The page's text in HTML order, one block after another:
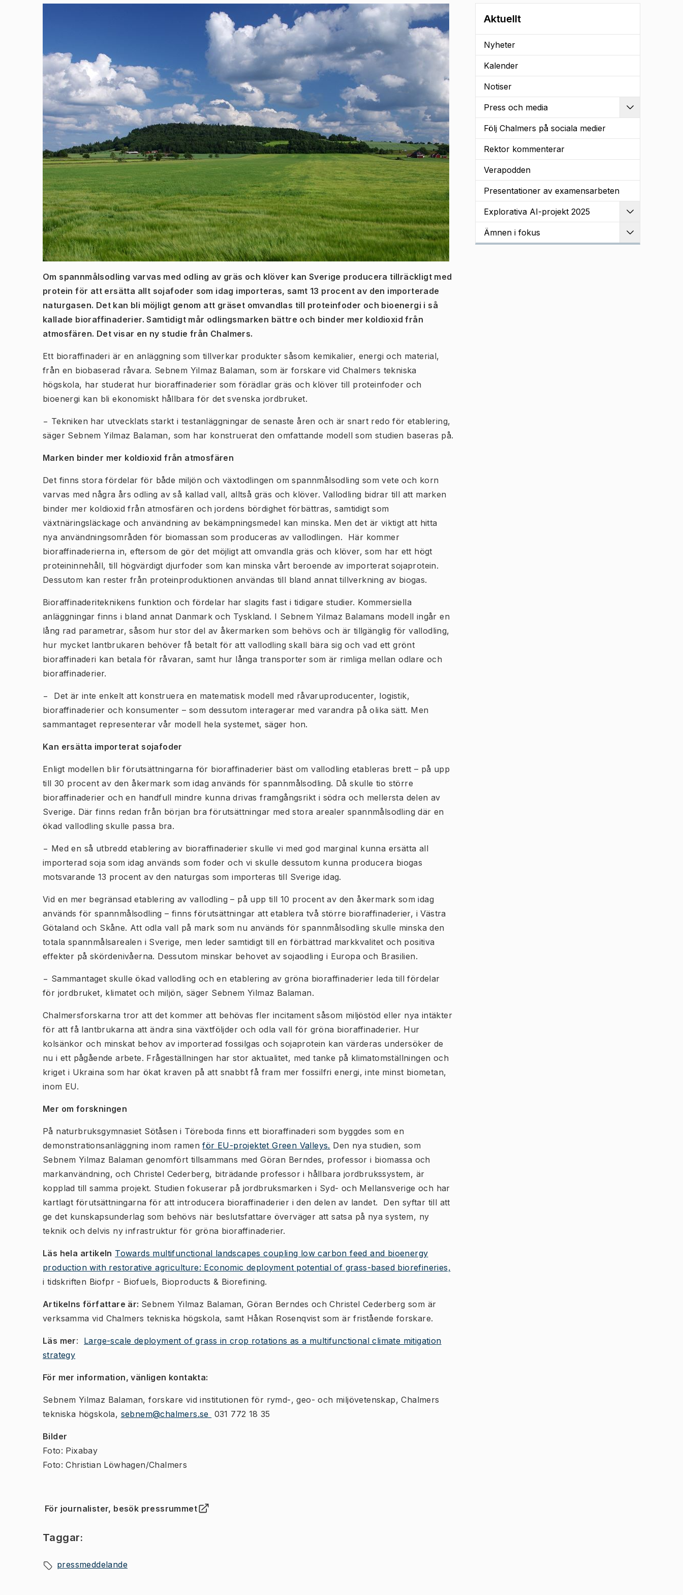
Om spannmålsodling varvas med odling av gräs och klöver kan Sverige producera tillräckligt med
protein för att ersätta allt sojafoder som idag importeras, samt 13 procent av den importerade
naturgasen. Det kan bli möjligt genom att gräset omvandlas till proteinfoder och bioenergi i så
kallade bioraffinaderier. Samtidigt mår odlingsmarken bättre och binder mer koldioxid från
atmosfären. Det visar en ny studie från Chalmers.
Ett bioraffinaderi är en anläggning som tillverkar produkter såsom kemikalier, energi och material,
från en biobaserad råvara. Sebnem Yilmaz Balaman, som är forskare vid Chalmers tekniska
högskola, har studerat hur bioraffinaderier som förädlar gräs och klöver till proteinfoder och
bioenergi kan bli ekonomiskt hållbara för det svenska jordbruket.
− Tekniken har utvecklats starkt i testanläggningar de senaste åren och är snart redo för etablering,
säger Sebnem Yilmaz Balaman, som har konstruerat den omfattande modell som studien baseras på.
Marken binder mer koldioxid från atmosfären
Det finns stora fördelar för både miljön och växtodlingen om spannmålsodling som vete och korn
varvas med några års odling av så kallad vall, alltså gräs och klöver. Vallodling bidrar till att marken
binder mer koldioxid från atmosfären och jordens bördighet förbättras, samtidigt som
växtnäringsläckage och användning av bekämpningsmedel kan minska. Men det är viktigt att hitta
nya användningsområden för biomassan som produceras av vallodlingen. Här kommer
bioraffinaderierna in, eftersom de gör det möjligt att omvandla gräs och klöver, som har ett högt
proteininnehåll, till högvärdigt djurfoder som kan minska vårt beroende av importerat sojaprotein.
Dessutom kan rester från proteinproduktionen användas till bland annat tillverkning av biogas.
Bioraffinaderiteknikens funktion och fördelar har slagits fast i tidigare studier. Kommersiella
anläggningar finns i bland annat Danmark och Tyskland. I Sebnem Yilmaz Balamans modell ingår en
lång rad parametrar, såsom hur stor del av åkermarken som behövs och är tillgänglig för vallodling,
hur mycket lantbrukaren behöver få betalt för att vallodling skall bära sig och vad ett grönt
bioraffinaderi kan betala för råvaran, samt hur långa transporter som är rimliga mellan odlare och
bioraffinaderier.
− Det är inte enkelt att konstruera en matematisk modell med råvaruproducenter, logistik,
bioraffinaderier och konsumenter – som dessutom interagerar med varandra på olika sätt. Men
sammantaget representerar vår modell hela systemet, säger hon.
Kan ersätta importerat sojafoder
Enligt modellen blir förutsättningarna för bioraffinaderier bäst om vallodling etableras brett – på upp
till 30 procent av den åkermark som idag används för spannmålsodling. Då skulle tio större
bioraffinaderier och en handfull mindre kunna drivas framgångsrikt i södra och mellersta delen av
Sverige. Där finns redan från början bra förutsättningar med stora arealer spannmålsodling där en
ökad vallodling skulle passa bra.
− Med en så utbredd etablering av bioraffinaderier skulle vi med god marginal kunna ersätta all
importerad soja som idag används som foder och vi skulle dessutom kunna producera biogas
motsvarande 13 procent av den naturgas som importeras till Sverige idag.
Vid en mer begränsad etablering av vallodling – på upp till 10 procent av den åkermark som idag
används för spannmålsodling – finns förutsättningar att etablera två större bioraffinaderier, i Västra
Götaland och Skåne. Att odla vall på mark som nu används för spannmålsodling skulle minska den
totala spannmålsarealen i Sverige, men leder samtidigt till en förbättrad markkvalitet och positiva
effekter på skördenivåerna. Dessutom minskar behovet av sojaodling i Europa och Brasilien.
− Sammantaget skulle ökad vallodling och en etablering av gröna bioraffinaderier leda till fördelar
för jordbruket, klimatet och miljön, säger Sebnem Yilmaz Balaman.
Chalmersforskarna tror att det kommer att behövas fler incitament såsom miljöstöd eller nya intäkter
för att få lantbrukarna att ändra sina växtföljder och odla vall för gröna bioraffinaderier. Hur
kolsänkor och minskat behov av importerad fossilgas och sojaprotein kan värderas undersöker de
nu i ett pågående arbete. Frågeställningen har stor aktualitet, med tanke på klimatomställningen och
kriget i Ukraina som har ökat kraven på att snabbt få fram mer fossilfri energi, inte minst biometan,
inom EU.
Mer om forskningen
På naturbruksgymnasiet Sötåsen i Töreboda finns ett bioraffinaderi som byggdes som en
demonstrationsanläggning inom ramenför EU-projektet Green Valleys. Den nya studien, som
Sebnem Yilmaz Balaman genomfört tillsammans med Göran Berndes, professor i biomassa och
markanvändning, och Christel Cederberg, biträdande professor i hållbara jordbrukssystem, är
kopplad till samma projekt. Studien fokuserar på jordbruksmarken i Syd- och Mellansverige och har
kartlagt förutsättningarna för att introducera bioraffinaderier i den delen av landet. Den syftar till att
ge det kunskapsunderlag som behövs när beslutsfattare överväger att satsa på nya system, ny
teknik och delvis ny infrastruktur för gröna bioraffinaderier.
Läs hela artikeln Towards multifunctional landscapes coupling low carbon feed and bioenergy
production with restorative agriculture: Economic deployment potential of grass-based biorefineries,
i tidskriften Biofpr - Biofuels, Bioproducts & Biorefining.
Artikelns författare är: Sebnem Yilmaz Balaman, Göran Berndes och Christel Cederberg som är
verksamma vid Chalmers tekniska högskola, samt Håkan Rosenqvist som är fristående forskare.
Läs mer: Large-scale deployment of grass in crop rotations as a multifunctional climate mitigation
strategy
För mer information, vänligen kontakta:
Sebnem Yilmaz Balaman, forskare vid institutionen för rymd-, geo- och miljövetenskap, Chalmers
tekniska högskola, sebnem@chalmers.se 031 772 18 35
Bilder
Foto: Pixabay
Foto: Christian Löwhagen/Chalmers
För journalister, besök pressrummet
( Öppnas i ny flik )
Taggar:
pressmeddelande
Aktuellt
Nyheter
Kalender
Notiser
Press och media
Följ Chalmers på sociala medier
Rektor kommenterar
Verapodden
Presentationer av examensarbeten
Explorativa AI-projekt 2025
Ämnen i fokus